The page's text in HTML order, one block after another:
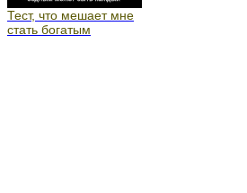
Тест, что мешает мне
стать богатым